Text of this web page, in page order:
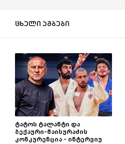
ცხელი ამბები
ტატოს ტალანტი და
ბექაური-მაისურაძის
კონკურენცია - ინტერვიუ